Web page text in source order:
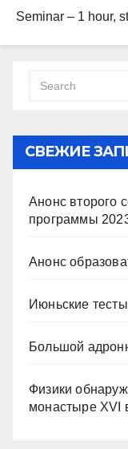
Seminar – 1 hour,
СВЕЖИЕ
Анонс второго
программы
Анонс
Июньские
Большой
Физики
монастыре XVI